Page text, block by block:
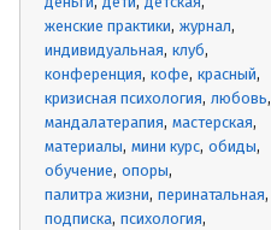
женские практики журнал
индивидуальная клуб
конференция кофе красный
кризисная психология любовь
мандалатерапия мастерская
материалы мини курс обиды
обучение опоры
палитра жизни перинатальная
подписка психология